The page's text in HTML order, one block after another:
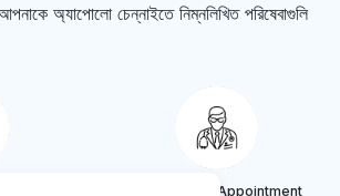
অ্যাপোলো চেন্নাইতে নিম্নলিখিত পরিষেবাগুলি
Book Doctor Appointment